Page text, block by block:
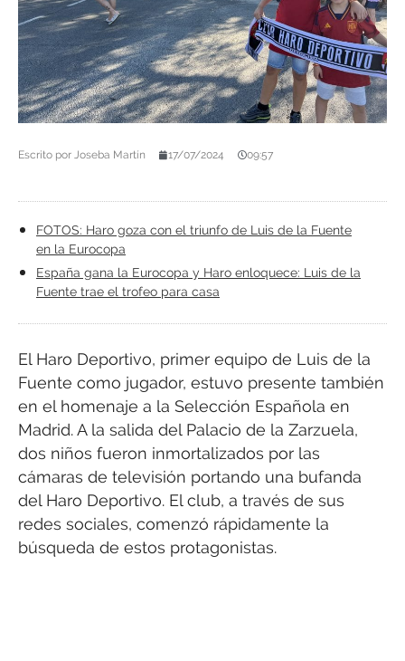
Escrito por Joseba Martín 17/07/2024 09:57
FOTOS: Haro goza con el triunfo de Luis de la Fuente
en la Eurocopa
España gana la Eurocopa y Haro enloquece: Luis de la
Fuente trae el trofeo para casa
El Haro Deportivo, primer equipo de Luis de la
Fuente como jugador, estuvo presente también
en el homenaje a la Selección Española en
Madrid. A la salida del Palacio de la Zarzuela,
dos niños fueron inmortalizados por las
cámaras de televisión portando una bufanda
del Haro Deportivo. El club, a través de sus
redes sociales, comenzó rápidamente la
búsqueda de estos protagonistas.